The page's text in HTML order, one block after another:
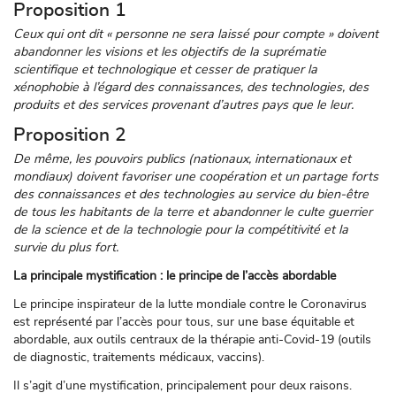
Proposition 1
Ceux qui ont dit « personne ne sera laissé pour compte » doivent
abandonner les visions et les objectifs de la suprématie
scientifique et technologique et cesser de pratiquer la
xénophobie à l’égard des connaissances, des technologies, des
produits et des services provenant d’autres pays que le leur.
Proposition 2
De même, les pouvoirs publics (nationaux, internationaux et
mondiaux) doivent favoriser une coopération et un partage forts
des connaissances et des technologies au service du bien-être
de tous les habitants de la terre et abandonner le culte guerrier
de la science et de la technologie pour la compétitivité et la
survie du plus fort.
La principale mystification : le principe de l’accès abordable
Le principe inspirateur de la lutte mondiale contre le Coronavirus
est représenté par l’accès pour tous, sur une base équitable et
abordable, aux outils centraux de la thérapie anti-Covid-19 (outils
de diagnostic, traitements médicaux, vaccins).
Il s’agit d’une mystification, principalement pour deux raisons.